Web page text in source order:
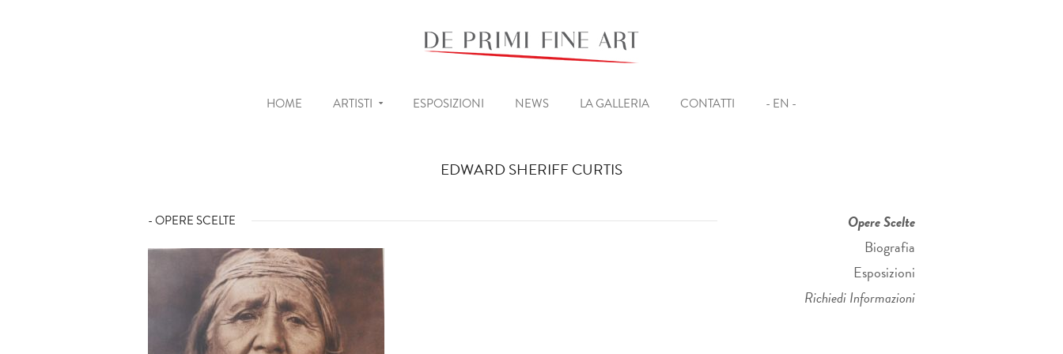
HOME ARTISTI ESPOSIZIONI NEWS LA GALLERIA CONTATTI - EN -
EDWARD SHERIFF CURTIS
Opere Scelte
Biografia
Esposizioni
Richiedi Informazioni
- OPERE SCELTE